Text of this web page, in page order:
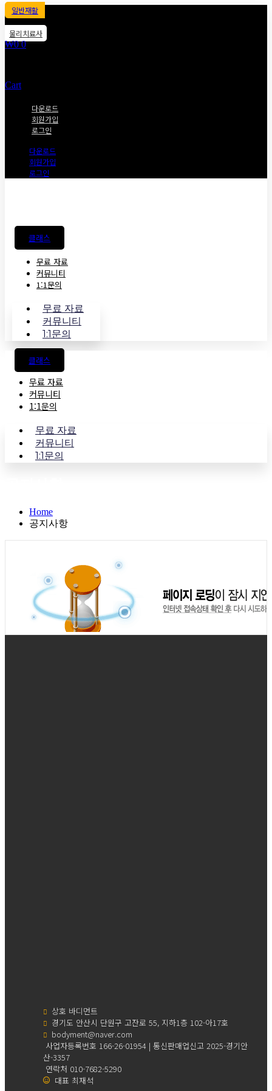
일반재활
물리치료사
₩0 0
Cart
다운로드
회원가입
로그인
다운로드
회원가입
로그인
클래스
무료 자료
커뮤니티
1:1문의
무료 자료
커뮤니티
1:1문의
클래스
무료 자료
커뮤니티
1:1문의
무료 자료
커뮤니티
1:1문의
Home
공지사항
상호 바디먼트
경기도 안산시 단원구 고잔로 55, 지하1층 102-아17호
bodyment@naver.com
사업자등록번호 166-26-01954 | 통신판매업신고 2025-경기안
산-3357
연락처 010-7682-5290
대표 최재석